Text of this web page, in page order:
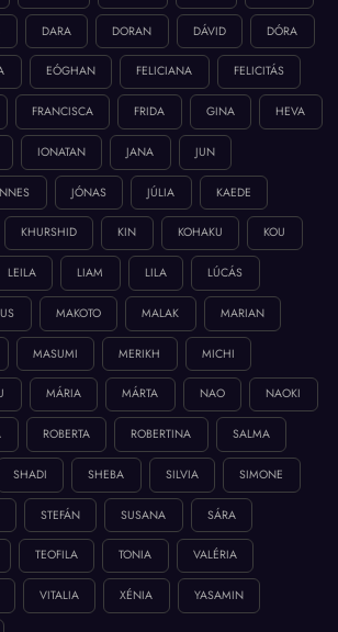
DARA DORAN DÁVID DÓRA
EÓGHAN FELICIANA FELICITÁS
FRANCISCA FRIDA GINA HEVA
IONATAN JANA JUN
JÓNAS JÚLIA KAEDE
KHURSHID KIN KOHAKU KOU
LEILA LIAM LILA LÚCÁS
MAKOTO MALAK MARIAN
MASUMI MERIKH MICHI
MÁRIA MÁRTA NAO NAOKI
ROBERTA ROBERTINA SALMA
SHADI SHEBA SILVIA SIMONE
STEFÁN SUSANA SÁRA
TEOFILA TONIA VALÉRIA
VITALIA XÉNIA YASAMIN